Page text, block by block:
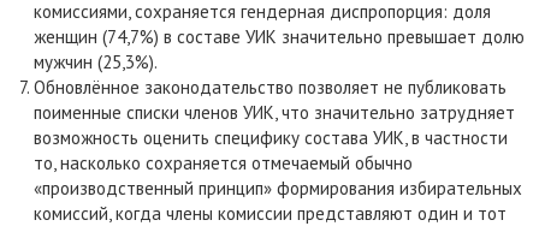
комиссиями, сохраняется гендерная диспропорция: доля
женщин (74,7%) в составе УИК значительно превышает долю
мужчин (25,3%).
Обновлённое законодательство позволяет не публиковать
поименные списки членов УИК, что значительно затрудняет
возможность оценить специфику состава УИК, в частности
то, насколько сохраняется отмечаемый обычно
«производственный принцип» формирования избирательных
комиссий, когда члены комиссии представляют один и тот